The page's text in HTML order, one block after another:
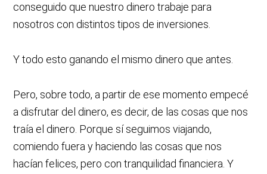
conseguido que nuestro dinero trabaje para
nosotros con distintos tipos de inversiones.
Y todo esto ganando el mismo dinero que antes.
Pero, sobre todo, a partir de ese momento empecé
a disfrutar del dinero, es decir, de las cosas que nos
traía el dinero. Porque sí seguimos viajando,
comiendo fuera y haciendo las cosas que nos
hacían felices, pero con tranquilidad financiera. Y